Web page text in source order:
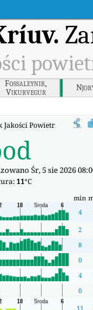
Fossaleynir,
Vikurvegur
Powietrza (AQI) w
Śr, 5 sie 2026
11°C
min
4
2
8
0
4
0
11